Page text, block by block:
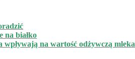
na białko
na wartość odżywczą mleka